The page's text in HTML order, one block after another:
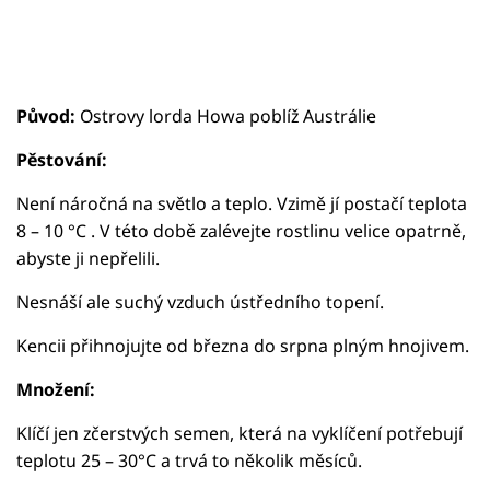
Původ: Ostrovy lorda Howa poblíž Austrálie
Pěstování:
Není náročná na světlo a teplo. Vzimě jí postačí teplota
8 – 10 °C . V této době zalévejte rostlinu velice opatrně,
abyste ji nepřelili.
Nesnáší ale suchý vzduch ústředního topení.
Kencii přihnojujte od března do srpna plným hnojivem.
Množení:
Klíčí jen zčerstvých semen, která na vyklíčení potřebují
teplotu 25 – 30°C a trvá to několik měsíců.